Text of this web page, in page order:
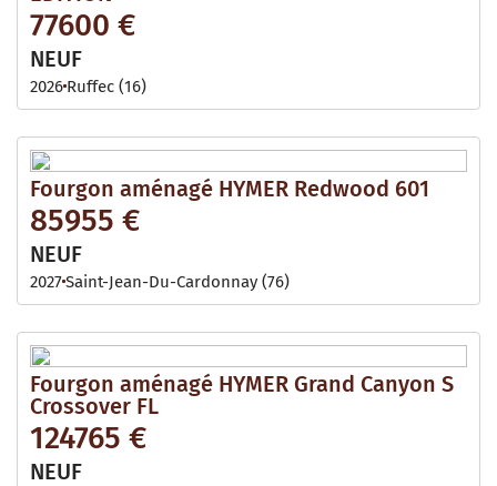
77600 €
NEUF
2026 Ruffec (16)
Fourgon aménagé HYMER Redwood 601
85955 €
NEUF
2027Saint-Jean-Du-Cardonnay (76)
Fourgon aménagé HYMER Grand Canyon S
Crossover FL
124765 €
NEUF